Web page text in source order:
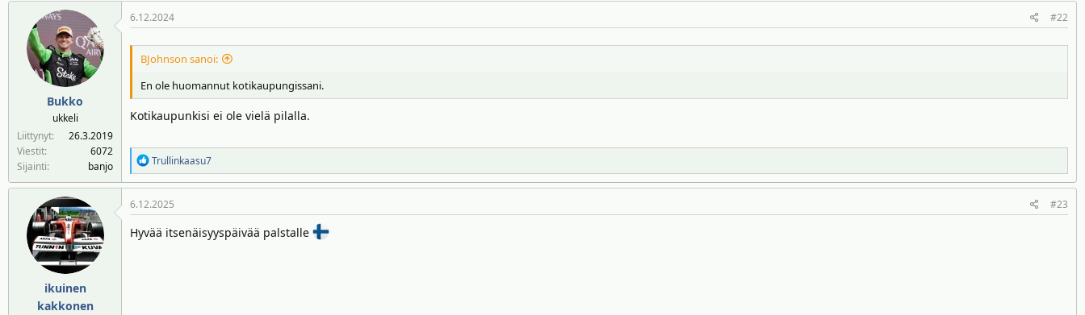
r
ä
Bukko
ukkeli
Liittynyt
26.3.2019
Viestit
6072
Sijainti
banjo
6.12.2024 #22
BJohnson sanoi:
En ole huomannut kotikaupungissani.
Kotikaupunkisi ei ole vielä pilalla.
R
e
a
k
i
Trullinkaasu7
ikuinen
kakkonen
6.12.2025 #23
Hyvää itsenäisyyspäivää palstalle